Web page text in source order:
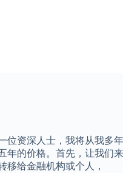
位资深人士，我将从我多
年的价格。首先，让我们
移给金融机构或个人，